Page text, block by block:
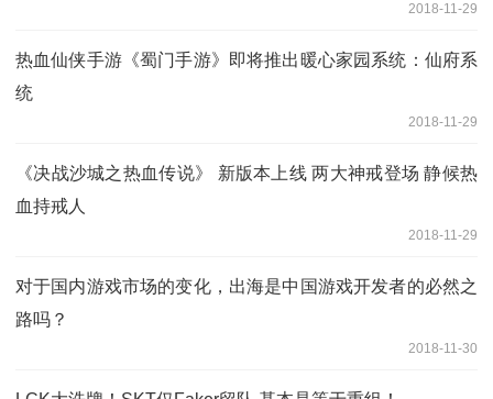
2018-11-29
热血仙侠手游《蜀门手游》即将推出暖心家园系统：仙府系
统
2018-11-29
《决战沙城之热血传说》 新版本上线 两大神戒登场 静候热
血持戒人
2018-11-29
对于国内游戏市场的变化，出海是中国游戏开发者的必然之
路吗？
2018-11-30